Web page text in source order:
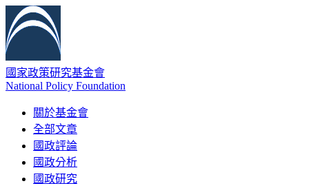
國家政策研究基金會
National Policy Foundation
關於基金會
全部文章
國政評論
國政分析
國政研究